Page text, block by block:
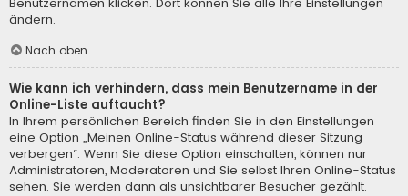
ändern.
Nach oben
Wie kann ich verhindern, dass mein Benutzername in der
Online-Liste auftaucht?
In Ihrem persönlichen Bereich finden Sie in den Einstellungen
eine Option „Meinen Online-Status während dieser Sitzung
verbergen“. Wenn Sie diese Option einschalten, können nur
Administratoren, Moderatoren und Sie selbst Ihren Online-Status
sehen. Sie werden dann als unsichtbarer Besucher gezählt.